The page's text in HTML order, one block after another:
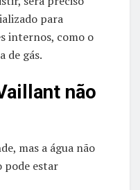
para
internos, como o
de gás.
não
mas a água não
pode estar